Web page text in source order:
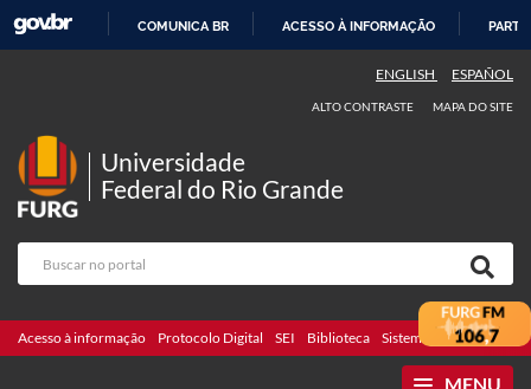
COMUNICA BR ACESSO À INFORMAÇÃO
ENGLISH ESPAÑOL
ALTO CONTRASTE MAPA DO SITE
Universidade
Federal do Rio Grande
Acesso à informação Protocolo Digital SEI Biblioteca Sistemas Webmail
MENU